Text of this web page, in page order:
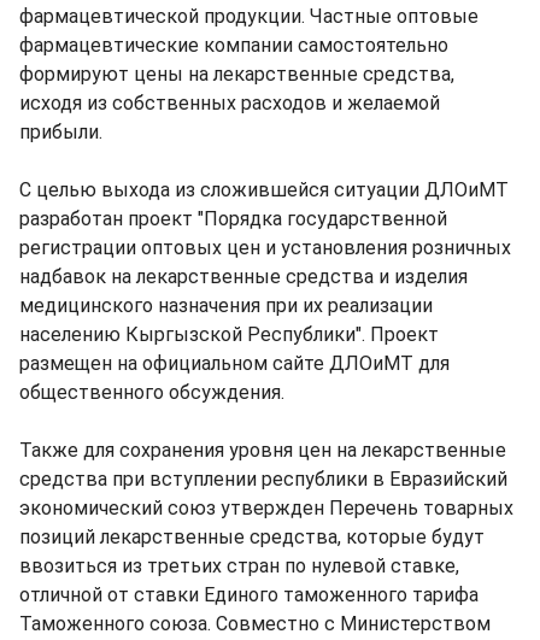
фармацевтической продукции. Частные оптовые
фармацевтические компании самостоятельно
формируют цены на лекарственные средства,
исходя из собственных расходов и желаемой
прибыли.
С целью выхода из сложившейся ситуации ДЛОиМТ
разработан проект "Порядка государственной
регистрации оптовых цен и установления розничных
надбавок на лекарственные средства и изделия
медицинского назначения при их реализации
населению Кыргызской Республики". Проект
размещен на официальном сайте ДЛОиМТ для
общественного обсуждения.
Также для сохранения уровня цен на лекарственные
средства при вступлении республики в Евразийский
экономический союз утвержден Перечень товарных
позиций лекарственные средства, которые будут
ввозиться из третьих стран по нулевой ставке,
отличной от ставки Единого таможенного тарифа
Таможенного союза. Совместно с Министерством